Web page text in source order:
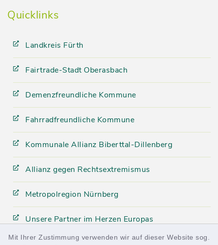
Mit Ihrer Zustimmung verwenden wir auf dieser Website sog.
Quicklinks
Landkreis Fürth
Fairtrade-Stadt Oberasbach
Demenzfreundliche Kommune
Fahrradfreundliche Kommune
Kommunale Allianz Biberttal-Dillenberg
Allianz gegen Rechtsextremismus
Metropolregion Nürnberg
Unsere Partner im Herzen Europas